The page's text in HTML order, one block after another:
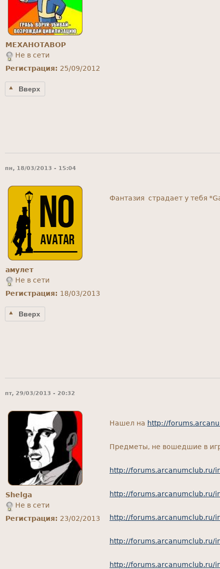
MEXAHOTABOP
Не в сети
Регистрация: 25/09/2012
Вверх
пн, 18/03/2013 - 15:04
амулет
Не в сети
Регистрация: 18/03/2013
Фантазия страдает у тебя
Вверх
пт, 29/03/2013 - 20:32
Shelga
Не в сети
Регистрация: 23/02/2013
Нашел на http://
Предметы, не вошедшие в
http://forums.arcanumclub.ru/
http://forums.arcanumclub.ru/
http://forums.arcanumclub.ru/
http://forums.arcanumclub.ru/
http://forums.arcanumclub.ru/